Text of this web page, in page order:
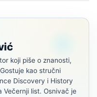
koji piše o znanosti,
kao stručni
Discovery i History
Večernji list. Osnivač je